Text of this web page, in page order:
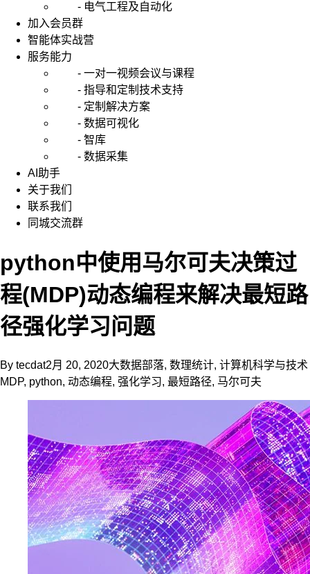
- 电气工程及自动化
加入会员群
智能体实战营
服务能力
- 一对一视频会议与课程
- 指导和定制技术支持
- 定制解决方案
- 数据可视化
- 智库
- 数据采集
AI助手
关于我们
联系我们
同城交流群
python中使用马尔可夫决策过
程(MDP)动态编程来解决最短路
径强化学习问题
By tecdat2月 20, 2020大数据部落, 数理统计, 计算机科学与技术
MDP, python, 动态编程, 强化学习, 最短路径, 马尔可夫